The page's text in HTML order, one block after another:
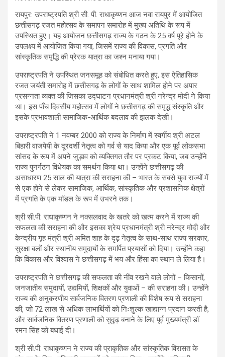
रायपुर: उपराष्ट्रपति श्री सी. पी. राधाकृष्णन आज नवा रायपुर में आयोजित
छत्तीसगढ़ रजत महोत्सव के समापन समारोह में मुख्य अतिथि के रूप में
उपस्थित हुए। यह आयोजन छत्तीसगढ़ राज्य के गठन के 25 वर्ष पूरे होने के
उपलक्ष्य में आयोजित किया गया, जिसमें राज्य की विकास, प्रगति और
सांस्कृतिक समृद्धि की प्रेरक यात्रा का जश्न मनाया गया।
उपराष्ट्रपति ने उपस्थित जनसमूह को संबोधित करते हुए, इस ऐतिहासिक
रजत जयंती समारोह में छत्तीसगढ़ के लोगों के साथ शामिल होने पर अपार
प्रसन्नता व्यक्त की जिसका उद्घाटन प्रधानमंत्री श्री नरेन्द्र मोदी ने किया
था। इस पाँच दिवसीय महोत्सव में लोगों ने छत्तीसगढ़ की समृद्ध संस्कृति और
इसके प्रभावशाली सामाजिक-आर्थिक बदलाव की झलक देखी।
उपराष्ट्रपति ने 1 नवम्बर 2000 को राज्य के निर्माण में स्वर्गीय श्री अटल
बिहारी वाजपेयी के दूरदर्शी नेतृत्व को गर्व से याद किया और एक पूर्व लोकसभा
सांसद के रूप में अपने जुड़ाव को व्यक्तिगत तौर पर प्रकट किया, जब उन्होंने
राज्य पुनर्गठन विधेयक का समर्थन किया था। उन्होंने छत्तीसगढ़ की
असाधारण 25 साल की यात्रा की सराहना की – भारत के सबसे युवा राज्यों में
से एक होने से लेकर सामाजिक, आर्थिक, सांस्कृतिक और प्रशासनिक क्षेत्रों
में प्रगति के एक मॉडल के रूप में उभरने तक।
श्री सी.पी. राधाकृष्णन ने नक्सलवाद के खतरे को खत्म करने में राज्य की
सफलता की सराहना की और इसका श्रेय प्रधानमंत्री श्री नरेन्द्र मोदी और
केन्द्रीय गृह मंत्री श्री अमित शाह के दृढ़ नेतृत्व के साथ-साथ राज्य सरकार,
सुरक्षा बलों और स्थानीय समुदायों के समर्पित प्रयासों को दिया। उन्होंने कहा
कि विकास और विश्वास ने छत्तीसगढ़ में भय और हिंसा का स्थान ले लिया है।
उपराष्ट्रपति ने छत्तीसगढ़ की सफलता की नींव रखने वाले लोगों – किसानों,
जनजातीय समुदायों, उद्यमियों, शिक्षकों और युवाओं – की सराहना की। उन्होंने
राज्य की अनुकरणीय सार्वजनिक वितरण प्रणाली की विशेष रूप से सराहना
की, जो 72 लाख से अधिक लाभार्थियों को निःशुल्क खाद्यान्न प्रदान करती है,
और सार्वजनिक वितरण प्रणाली को सुदृढ़ बनाने के लिए पूर्व मुख्यमंत्री डॉ.
रमन सिंह को बधाई दी।
श्री सी.पी. राधाकृष्णन ने राज्य की प्राकृतिक और सांस्कृतिक विरासत के